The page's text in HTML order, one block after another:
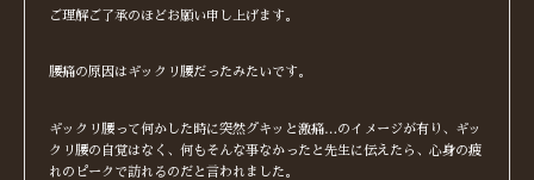
ご理解ご了承のほどお願い申し上げます。
腰痛の原因はギックリ腰だったみたいです。
ギックリ腰って何かした時に突然グキッと激痛…のイメージが有り、ギッ
クリ腰の自覚はなく、何もそんな事なかったと先生に伝えたら、心身の疲
れのピークで訪れるのだと言われました。